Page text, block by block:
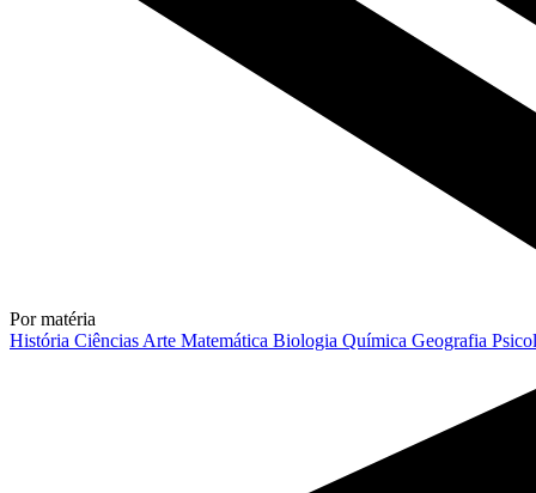
Por matéria
História Ciências Arte Matemática Biologia Química Geografia